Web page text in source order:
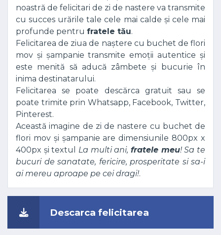
noastră de felicitari de zi de nastere va transmite
cu succes urările tale cele mai calde și cele mai
profunde pentru fratele tău.
Felicitarea de ziua de naștere cu buchet de flori
mov și șampanie transmite emoții autentice și
este menită să aducă zâmbete și bucurie în
inima destinatarului.
Felicitarea se poate descărca gratuit sau se
poate trimite prin Whatsapp, Facebook, Twitter,
Pinterest.
Această imagine de zi de nastere cu buchet de
flori mov și șampanie are dimensiunile 800px x
400px și textul La multi ani, fratele meu! Sa te
bucuri de sanatate, fericire, prosperitate si sa-i
ai mereu aproape pe cei dragi!.
Descarca felicitarea